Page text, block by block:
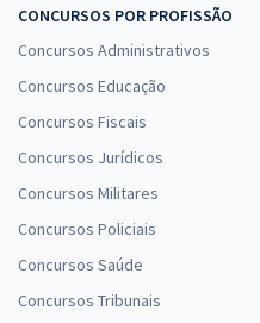
CONCURSOS POR PROFISSÃO
Concursos Administrativos
Concursos Educação
Concursos Fiscais
Concursos Jurídicos
Concursos Militares
Concursos Policiais
Concursos Saúde
Concursos Tribunais